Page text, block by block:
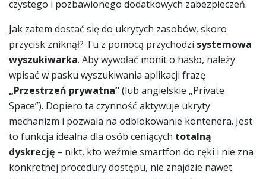
czystego i pozbawionego dodatkowych zabezpieczeń.
Jak zatem dostać się do ukrytych zasobów, skoro
przycisk zniknął? Tu z pomocą przychodzi systemowa
wyszukiwarka. Aby wywołać monit o hasło, należy
wpisać w pasku wyszukiwania aplikacji frazę
„Przestrzeń prywatna”(lub angielskie „Private
Space”). Dopiero ta czynność aktywuje ukryty
mechanizm i pozwala na odblokowanie kontenera. Jest
to funkcja idealna dla osób ceniących totalną
dyskrecję – nikt, kto weźmie smartfon do ręki i nie zna
konkretnej procedury dostępu, nie znajdzie nawet